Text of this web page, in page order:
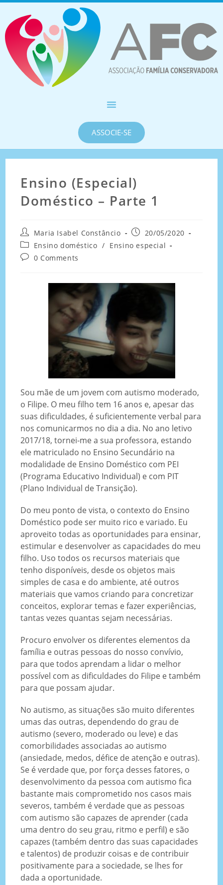
ASSOCIE-SE
Ensino (Especial)
Doméstico – Parte 1
Maria Isabel Constâncio
20/05/2020
Ensino doméstico / Ensino especial
0 Comments
Sou mãe de um jovem com autismo moderado,
o Filipe. O meu filho tem 16 anos e, apesar das
suas dificuldades, é suficientemente verbal para
nos comunicarmos no dia a dia. No ano letivo
2017/18, tornei-me a sua professora, estando
ele matriculado no Ensino Secundário na
modalidade de Ensino Doméstico com PEI
(Programa Educativo Individual) e com PIT
(Plano Individual de Transição).
Do meu ponto de vista, o contexto do Ensino
Doméstico pode ser muito rico e variado. Eu
aproveito todas as oportunidades para ensinar,
estimular e desenvolver as capacidades do meu
filho. Uso todos os recursos materiais que
tenho disponíveis, desde os objetos mais
simples de casa e do ambiente, até outros
materiais que vamos criando para concretizar
conceitos, explorar temas e fazer experiências,
tantas vezes quantas sejam necessárias.
Procuro envolver os diferentes elementos da
família e outras pessoas do nosso convívio,
para que todos aprendam a lidar o melhor
possível com as dificuldades do Filipe e também
para que possam ajudar.
No autismo, as situações são muito diferentes
umas das outras, dependendo do grau de
autismo (severo, moderado ou leve) e das
comorbilidades associadas ao autismo
(ansiedade, medos, défice de atenção e outras).
Se é verdade que, por força desses fatores, o
desenvolvimento da pessoa com autismo fica
bastante mais comprometido nos casos mais
severos, também é verdade que as pessoas
com autismo são capazes de aprender (cada
uma dentro do seu grau, ritmo e perfil) e são
capazes (também dentro das suas capacidades
e talentos) de produzir coisas e de contribuir
positivamente para a sociedade, se lhes for
dada a oportunidade.